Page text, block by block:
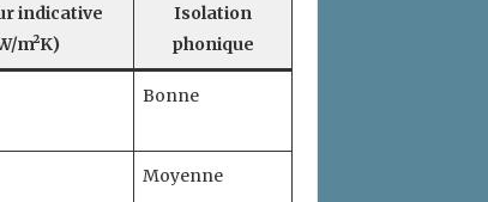
indicative
m²K)
Isolation
phonique
Bonne
Moyenne